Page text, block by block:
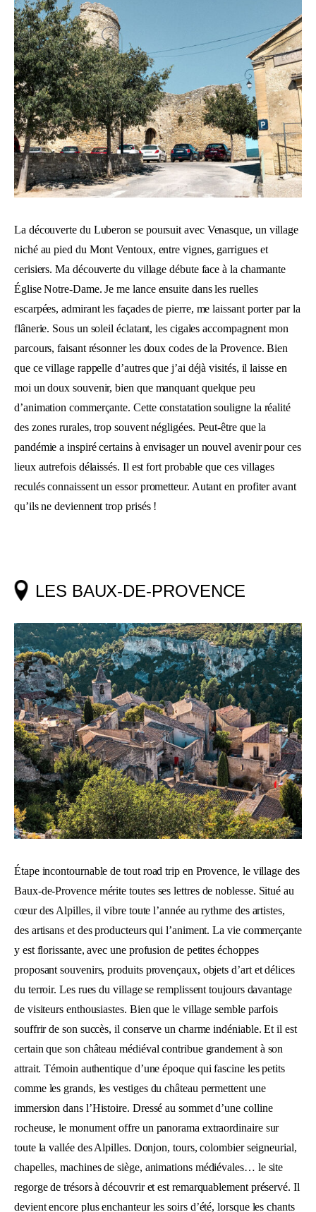
La découverte du Luberon se poursuit avec Venasque, un village
niché au pied du Mont Ventoux, entre vignes, garrigues et
cerisiers. Ma découverte du village débute face à la charmante
Église Notre-Dame. Je me lance ensuite dans les ruelles
escarpées, admirant les façades de pierre, me laissant porter par la
flânerie. Sous un soleil éclatant, les cigales accompagnent mon
parcours, faisant résonner les doux codes de la Provence. Bien
que ce village rappelle d’autres que j’ai déjà visités, il laisse en
moi un doux souvenir, bien que manquant quelque peu
d’animation commerçante. Cette constatation souligne la réalité
des zones rurales, trop souvent négligées. Peut-être que la
pandémie a inspiré certains à envisager un nouvel avenir pour ces
lieux autrefois délaissés. Il est fort probable que ces villages
reculés connaissent un essor prometteur. Autant en profiter avant
qu’ils ne deviennent trop prisés !
LES BAUX-DE-PROVENCE
Étape incontournable de tout road trip en Provence, le village des
Baux-de-Provence mérite toutes ses lettres de noblesse. Situé au
cœur des Alpilles, il vibre toute l’année au rythme des artistes,
des artisans et des producteurs qui l’animent. La vie commerçante
y est florissante, avec une profusion de petites échoppes
proposant souvenirs, produits provençaux, objets d’art et délices
du terroir. Les rues du village se remplissent toujours davantage
de visiteurs enthousiastes. Bien que le village semble parfois
souffrir de son succès, il conserve un charme indéniable. Et il est
certain que son château médiéval contribue grandement à son
attrait. Témoin authentique d’une époque qui fascine les petits
comme les grands, les vestiges du château permettent une
immersion dans l’Histoire. Dressé au sommet d’une colline
rocheuse, le monument offre un panorama extraordinaire sur
toute la vallée des Alpilles. Donjon, tours, colombier seigneurial,
chapelles, machines de siège, animations médiévales… le site
regorge de trésors à découvrir et est remarquablement préservé. Il
devient encore plus enchanteur les soirs d’été, lorsque les chants